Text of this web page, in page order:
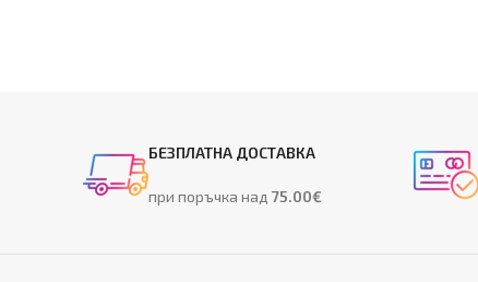
БЕЗПЛАТНА ДОСТАВКА
при поръчка над 75.00€